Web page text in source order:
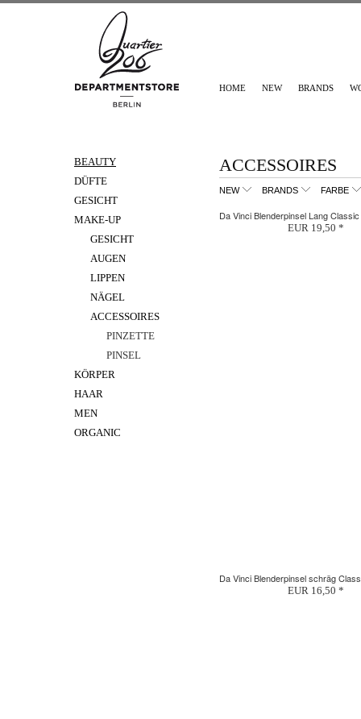
HOME NEW BRANDS
BEAUTY
DÜFTE
GESICHT
MAKE-UP
GESICHT
AUGEN
LIPPEN
NÄGEL
ACCESSOIRES
PINZETTE
PINSEL
KÖRPER
HAAR
MEN
ORGANIC
ACCESSOIRES
NEW BRANDS FARBE
Da Vinci Blenderpinsel Lang Classic
EUR 19,50 *
Da Vinci Blenderpinsel schräg
EUR 16,50 *